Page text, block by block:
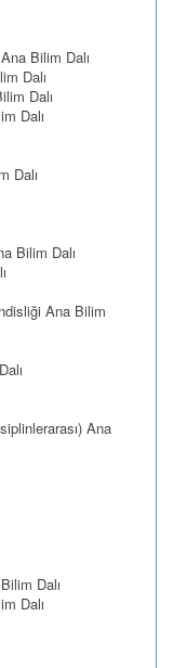
Bilim Dalı
Dalı
Dalı
Dalı
Dalı
Bilim Dalı
Ana Bilim
Ana
Dalı
Dalı